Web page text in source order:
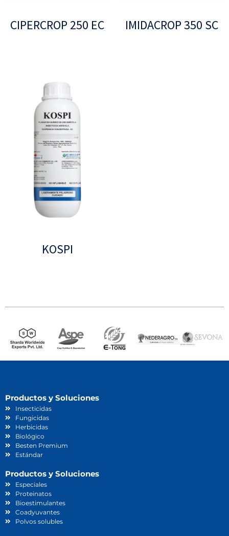
CIPERCROP 250 EC IMIDACROP 350 SC
KOSPI
Productos y Soluciones
Insecticidas
Fungicidas
Herbicidas
Biológico
Besten Premium
Estándar
Productos y Soluciones
Especiales
Proteinatos
Bioestimulantes
Coadyuvantes
Polvos solubles